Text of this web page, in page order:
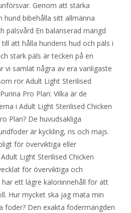
Genom att stärka
hund bibehålla sitt allmänna
pälsvård En balanserad mängd
att hålla hundens hud och päls i
stark päls är tecken på en
vi samlat några av era vanligaste
rör Adult Light Sterilised
Pro Plan: Vilka är de
i Adult Light Sterilised Chicken
Plan? De huvudsakliga
är kyckling, ris och majs.
för överviktiga eller
Light Sterilised Chicken
för överviktiga och
ett lägre kaloriinnehåll för att
Hur mycket ska jag mata min
foder? Den exakta fodermängden